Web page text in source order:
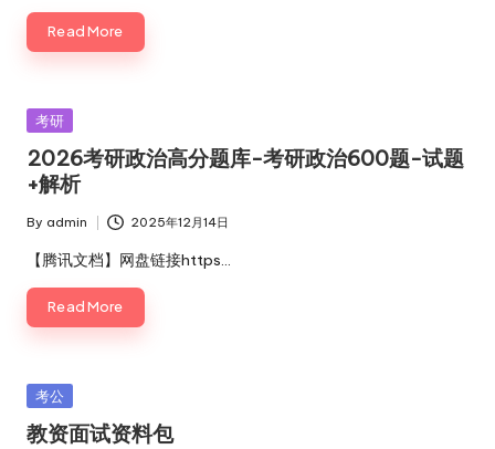
Read More
Posted
考研
2026考研政治高分题库-考研政治600题-试题
+解析
Posted
by
By admin 2025年12月14日
【腾讯文档】网盘链接https…
Read More
Posted
考公
教资面试资料包